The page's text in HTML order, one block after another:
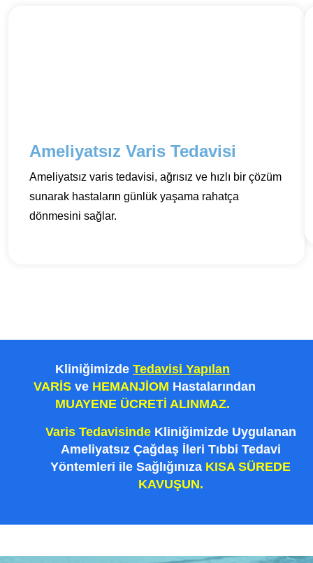
Ameliyatsız Varis Tedavisi
Ameliyatsız varis tedavisi, ağrısız ve hızlı bir çözüm
sunarak hastaların günlük yaşama rahatça
dönmesini sağlar.
Varis Tedavisinde Kliniğimizde Uygulanan
Ameliyatsız Çağdaş İleri Tıbbi Tedavi
Yöntemleri ile Sağlığınıza KISA SÜREDE
KAVUŞUN.
Kliniğimizde Tedavisi Yapılan
VARİS ve HEMANJİOM Hastalarından
MUAYENE ÜCRETİ ALINMAZ.